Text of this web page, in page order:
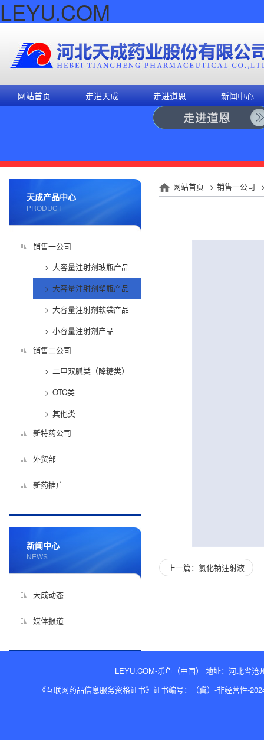
LEYU.COM
网站首页 走进天成 走进道恩 新闻中心
天成产品中心
PRODUCT
销售一公司
大容量注射剂玻瓶产品
大容量注射剂塑瓶产品
大容量注射剂软袋产品
小容量注射剂产品
销售二公司
二甲双胍类（降糖类）
OTC类
其他类
新特药公司
外贸部
新药推广
新闻中心
NEWS
天成动态
媒体报道
网站首页 > 销售一公司
上一篇：氯化钠注射液
LEYU.COM-乐鱼（中国） 地址：河北省
《互联网药品信息服务资格证书》证书编号：（冀）-非经营性-